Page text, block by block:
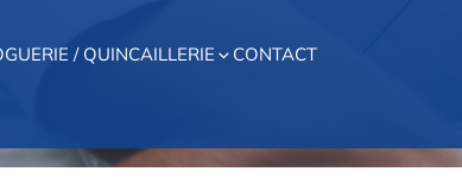
/ QUINCAILLERIE CONTACT